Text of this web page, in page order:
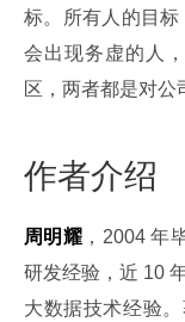
标。所有人的目
会出现务虚的人
区，两者都是对公
作者介绍
周明耀 ，2004 年
研发经验，近 10
大数据技术经验